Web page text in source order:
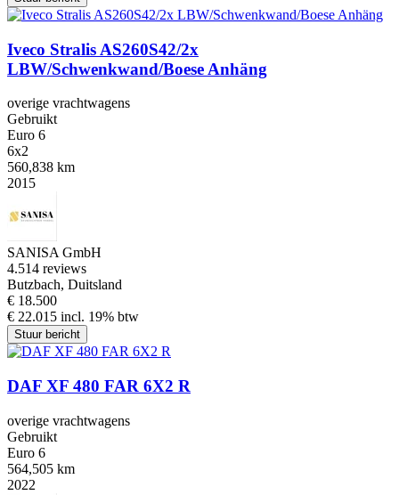
Iveco Stralis AS260S42/2x
LBW/Schwenkwand/Boese Anhäng
overige vrachtwagens
Gebruikt
Euro 6
6x2
560,838 km
2015
SANISA GmbH
4.514 reviews
Butzbach, Duitsland
€ 18.500
€ 22.015 incl. 19% btw
Stuur bericht
DAF XF 480 FAR 6X2 R
overige vrachtwagens
Gebruikt
Euro 6
564,505 km
2022